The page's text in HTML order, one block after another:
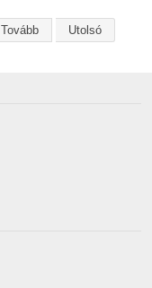
Tovább Utolsó